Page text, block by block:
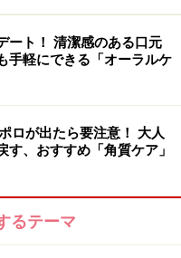
人に！美容成分を
けでなく5GFコンプレ
ート！ 清潔感のある口元
手軽にできる「オーラルケ
ロが出たら要注意！ 大人
す、おすすめ「角質ケア」
るテーマ